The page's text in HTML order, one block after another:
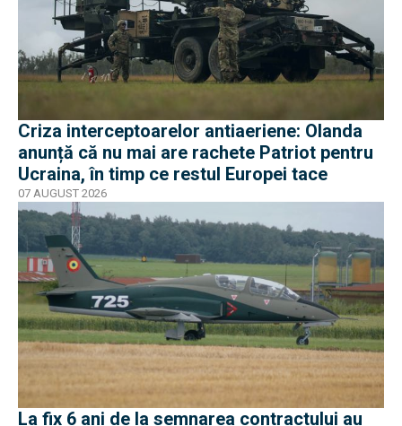
Criza interceptoarelor antiaeriene: Olanda
anunță că nu mai are rachete Patriot pentru
Ucraina, în timp ce restul Europei tace
07 AUGUST 2026
La fix 6 ani de la semnarea contractului au